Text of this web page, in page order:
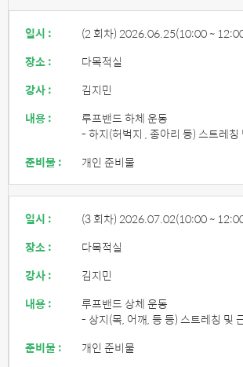
일시 : (2 회차) 2026.06.25(10:00 ~
장소 :
다목적실
강사 :
김지민
내용 :
루프밴드 하체 운동
- 하지(허벅지 , 종아리 등) 스트레칭
준비물 :
개인 준비물
일시 : (3 회차) 2026.07.02(10:00 ~
장소 :
다목적실
강사 :
김지민
내용 :
루프밴드 상체 운동
- 상지(목, 어깨, 등 등) 스트레칭 및
준비물 :
개인 준비물